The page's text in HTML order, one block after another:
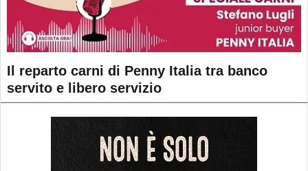
Il reparto carni di Penny Italia tra banco
servito e libero servizio